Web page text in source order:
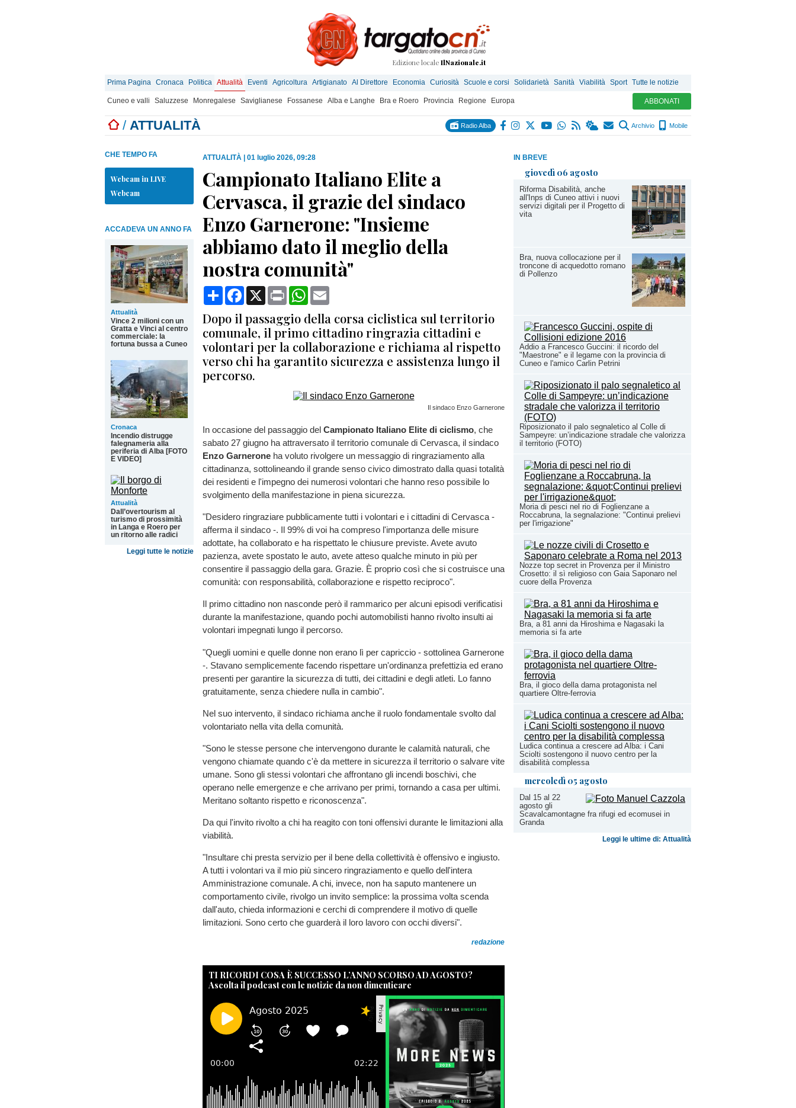
Edizione locale IlNazionale.it
Prima Pagina Cronaca Politica Attualità Eventi Agricoltura Artigianato Al Direttore Economia Curiosità Scuole e corsi Solidarietà Sanità Viabilità Sport Tutte le notizie
Cuneo e valli Saluzzese Monregalese Saviglianese Fossanese Alba e Langhe Bra e Roero Provincia Regione Europa ABBONATI
/ ATTUALITÀ Radio Alba Archivio Mobile
IN BREVE
giovedì 06 agosto
Riforma Disabilità, anche
all'Inps di Cuneo attivi i nuovi
servizi digitali per il Progetto di
vita
Bra, nuova collocazione per il
troncone di acquedotto romano
di Pollenzo
Addio a Francesco Guccini: il ricordo del
"Maestrone" e il legame con la provincia di
Cuneo e l'amico Carlin Petrini
Riposizionato il palo segnaletico al Colle di
Sampeyre: un’indicazione stradale che valorizza
il territorio (FOTO)
Moria di pesci nel rio di Foglienzane a
Roccabruna, la segnalazione: "Continui prelievi
per l'irrigazione"
Nozze top secret in Provenza per il Ministro
Crosetto: il sì religioso con Gaia Saponaro nel
cuore della Provenza
Bra, a 81 anni da Hiroshima e Nagasaki la
memoria si fa arte
Bra, il gioco della dama protagonista nel
quartiere Oltre-ferrovia
Ludica continua a crescere ad Alba: i Cani
Sciolti sostengono il nuovo centro per la
disabilità complessa
mercoledì 05 agosto
Dal 15 al 22
agosto gli
Scavalcamontagne fra rifugi ed ecomusei in
Granda
Leggi le ultime di: Attualità
CHE TEMPO FA
Webcam in LIVE
Webcam
ACCADEVA UN ANNO FA
Attualità
Vince 2 milioni con un
Gratta e Vinci al centro
commerciale: la
fortuna bussa a Cuneo
Cronaca
Incendio distrugge
falegnameria alla
periferia di Alba [FOTO
E VIDEO]
Attualità
Dall’overtourism al
turismo di prossimità
in Langa e Roero per
un ritorno alle radici
Leggi tutte le notizie
ATTUALITÀ 01 luglio 2026, 09:28
Campionato Italiano Elite a
Cervasca, il grazie del sindaco
Enzo Garnerone: "Insieme
abbiamo dato il meglio della
nostra comunità"
CondividiFacebook
X Print WhatsApp
Dopo il passaggio della corsa ciclistica sul territorio
comunale, il primo cittadino ringrazia cittadini e
volontari per la collaborazione e richiama al rispetto
verso chi ha garantito sicurezza e assistenza lungo il
percorso.
Il sindaco Enzo Garnerone
In occasione del passaggio del Campionato Italiano Elite di ciclismo, che
sabato 27 giugno ha attraversato il territorio comunale di Cervasca, il sindaco
Enzo Garnerone ha voluto rivolgere un messaggio di ringraziamento alla
cittadinanza, sottolineando il grande senso civico dimostrato dalla quasi totalità
dei residenti e l'impegno dei numerosi volontari che hanno reso possibile lo
svolgimento della manifestazione in piena sicurezza.
"Desidero ringraziare pubblicamente tutti i volontari e i cittadini di Cervasca -
afferma il sindaco -. Il 99% di voi ha compreso l'importanza delle misure
adottate, ha collaborato e ha rispettato le chiusure previste. Avete avuto
pazienza, avete spostato le auto, avete atteso qualche minuto in più per
consentire il passaggio della gara. Grazie. È proprio così che si costruisce una
comunità: con responsabilità, collaborazione e rispetto reciproco".
Il primo cittadino non nasconde però il rammarico per alcuni episodi verificatisi
durante la manifestazione, quando pochi automobilisti hanno rivolto insulti ai
volontari impegnati lungo il percorso.
"Quegli uomini e quelle donne non erano lì per capriccio - sottolinea Garnerone
-. Stavano semplicemente facendo rispettare un'ordinanza prefettizia ed erano
presenti per garantire la sicurezza di tutti, dei cittadini e degli atleti. Lo fanno
gratuitamente, senza chiedere nulla in cambio".
Nel suo intervento, il sindaco richiama anche il ruolo fondamentale svolto dal
volontariato nella vita della comunità.
"Sono le stesse persone che intervengono durante le calamità naturali, che
vengono chiamate quando c'è da mettere in sicurezza il territorio o salvare vite
umane. Sono gli stessi volontari che affrontano gli incendi boschivi, che
operano nelle emergenze e che arrivano per primi, tornando a casa per ultimi.
Meritano soltanto rispetto e riconoscenza".
Da qui l'invito rivolto a chi ha reagito con toni offensivi durante le limitazioni alla
viabilità.
"Insultare chi presta servizio per il bene della collettività è offensivo e ingiusto.
A tutti i volontari va il mio più sincero ringraziamento e quello dell'intera
Amministrazione comunale. A chi, invece, non ha saputo mantenere un
comportamento civile, rivolgo un invito semplice: la prossima volta scenda
dall'auto, chieda informazioni e cerchi di comprendere il motivo di quelle
limitazioni. Sono certo che guarderà il loro lavoro con occhi diversi".
redazione
TI RICORDI COSA È SUCCESSO L’ANNO SCORSO AD AGOSTO?
Ascolta il podcast con le notizie da non dimenticare